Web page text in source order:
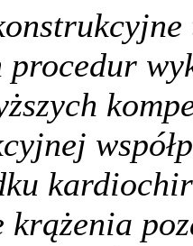
procedur
krążenia